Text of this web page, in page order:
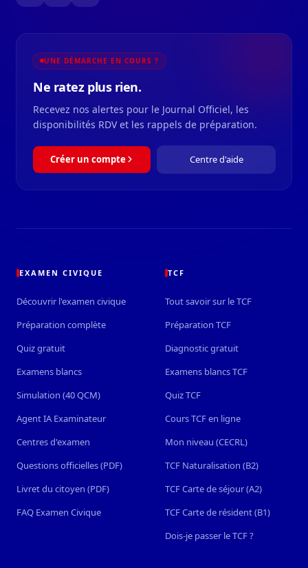
UNE DÉMARCHE EN COURS ?
Ne ratez plus rien.
Recevez nos alertes pour le Journal Officiel, les
disponibilités RDV et les rappels de préparation.
Créer un compte Centre d'aide
EXAMEN CIVIQUE
Découvrir l'examen civique
Préparation complète
Quiz gratuit
Examens blancs
Simulation (40 QCM)
Agent IA Examinateur
Centres d'examen
Questions officielles (PDF)
Livret du citoyen (PDF)
FAQ Examen Civique
TCF
Tout savoir sur le TCF
Préparation TCF
Diagnostic gratuit
Examens blancs TCF
Quiz TCF
Cours TCF en ligne
Mon niveau (CECRL)
TCF Naturalisation (B2)
TCF Carte de séjour (A2)
TCF Carte de résident (B1)
Dois-je passer le TCF ?